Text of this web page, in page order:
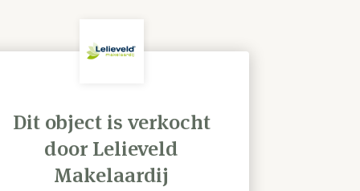
Dit object is verkocht
door Lelieveld
Makelaardij